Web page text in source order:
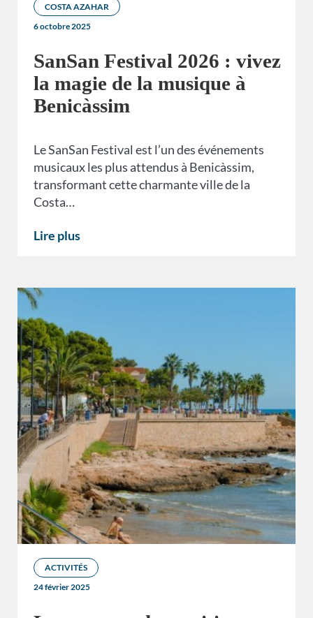
COSTA AZAHAR
6 octobre 2025
SanSan Festival 2026 : vivez
la magie de la musique à
Benicàssim
Le SanSan Festival est l’un des événements
musicaux les plus attendus à Benicàssim,
transformant cette charmante ville de la
Costa…
Lire plus
ACTIVITÉS
24 février 2025